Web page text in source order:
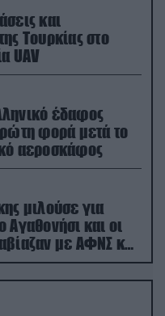
και
Τουρκίας στο
UAV
έδαφος
φορά μετά το
αεροσκάφος
μιλούσε για
Αγαθονήσι και οι
με ΑΦΝΣ και